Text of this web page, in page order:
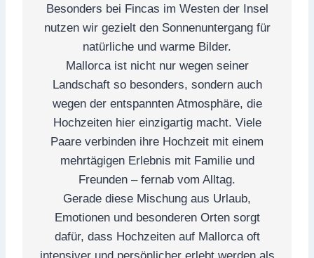
Besonders bei Fincas im Westen der Insel
nutzen wir gezielt den Sonnenuntergang für
natürliche und warme Bilder.
Mallorca ist nicht nur wegen seiner
Landschaft so besonders, sondern auch
wegen der entspannten Atmosphäre, die
Hochzeiten hier einzigartig macht. Viele
Paare verbinden ihre Hochzeit mit einem
mehrtägigen Erlebnis mit Familie und
Freunden – fernab vom Alltag.
Gerade diese Mischung aus Urlaub,
Emotionen und besonderen Orten sorgt
dafür, dass Hochzeiten auf Mallorca oft
intensiver und persönlicher erlebt werden als